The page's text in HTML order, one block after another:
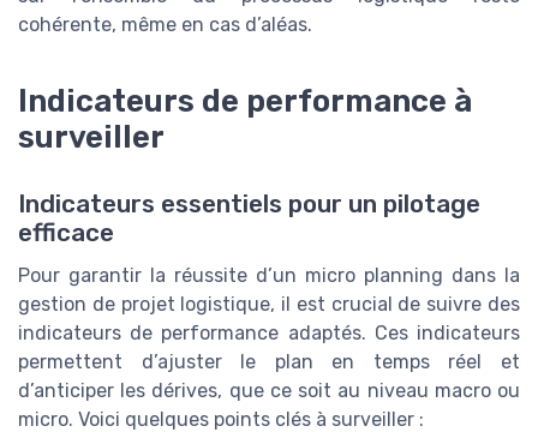
cohérente, même en cas d’aléas.
Indicateurs de performance à
surveiller
Indicateurs essentiels pour un pilotage
efficace
Pour garantir la réussite d’un micro planning dans la
gestion de projet logistique, il est crucial de suivre des
indicateurs de performance adaptés. Ces indicateurs
permettent d’ajuster le plan en temps réel et
d’anticiper les dérives, que ce soit au niveau macro ou
micro. Voici quelques points clés à surveiller :